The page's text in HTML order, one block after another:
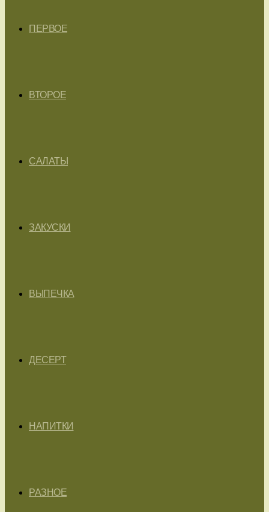
ПЕРВОЕ
ВТОРОЕ
САЛАТЫ
ЗАКУСКИ
ВЫПЕЧКА
ДЕСЕРТ
НАПИТКИ
РАЗНОЕ